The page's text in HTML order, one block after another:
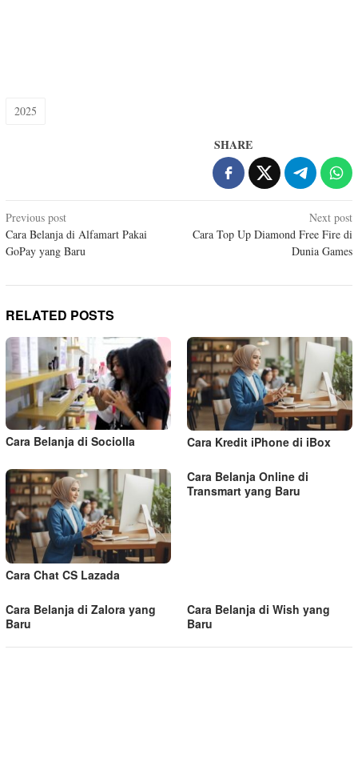
2025
SHARE
Post
navigation
Previous post
Cara Belanja di Alfamart Pakai
GoPay yang Baru
Next post
Cara Top Up Diamond Free Fire di
Dunia Games
RELATED POSTS
Cara Belanja di Sociolla Cara Kredit iPhone di iBox
Cara Chat CS Lazada
Cara Belanja Online di
Transmart yang Baru
Cara Belanja di Zalora yang
Baru
Cara Belanja di Wish yang
Baru